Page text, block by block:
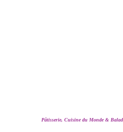
Pâtisserie, Cuisine du Monde &